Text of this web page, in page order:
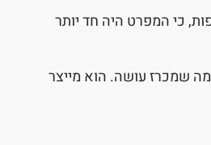
הסתיים ב-2.52 מיליון. פחות תוספות, כי המפרט היה חד יותר
זה מה שמכרז עושה. הוא מייצר